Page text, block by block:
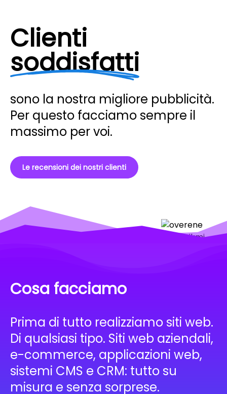
Clienti
soddisfatti
sono la nostra migliore pubblicità.
Per questo facciamo sempre il
massimo per voi.
Le recensioni dei nostri clienti
Cosa facciamo
Prima di tutto realizziamo siti web.
Di qualsiasi tipo. Siti web aziendali,
e-commerce, applicazioni web,
sistemi CMS e CRM: tutto su
misura e senza sorprese.